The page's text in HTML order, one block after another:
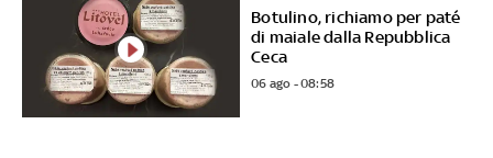
Botulino, richiamo per paté
di maiale dalla Repubblica
Ceca
06 ago - 08:58